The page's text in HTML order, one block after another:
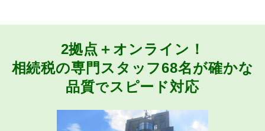
2拠点＋オンライン！
相続税の専門スタッフ68名が確かな
品質でスピード対応